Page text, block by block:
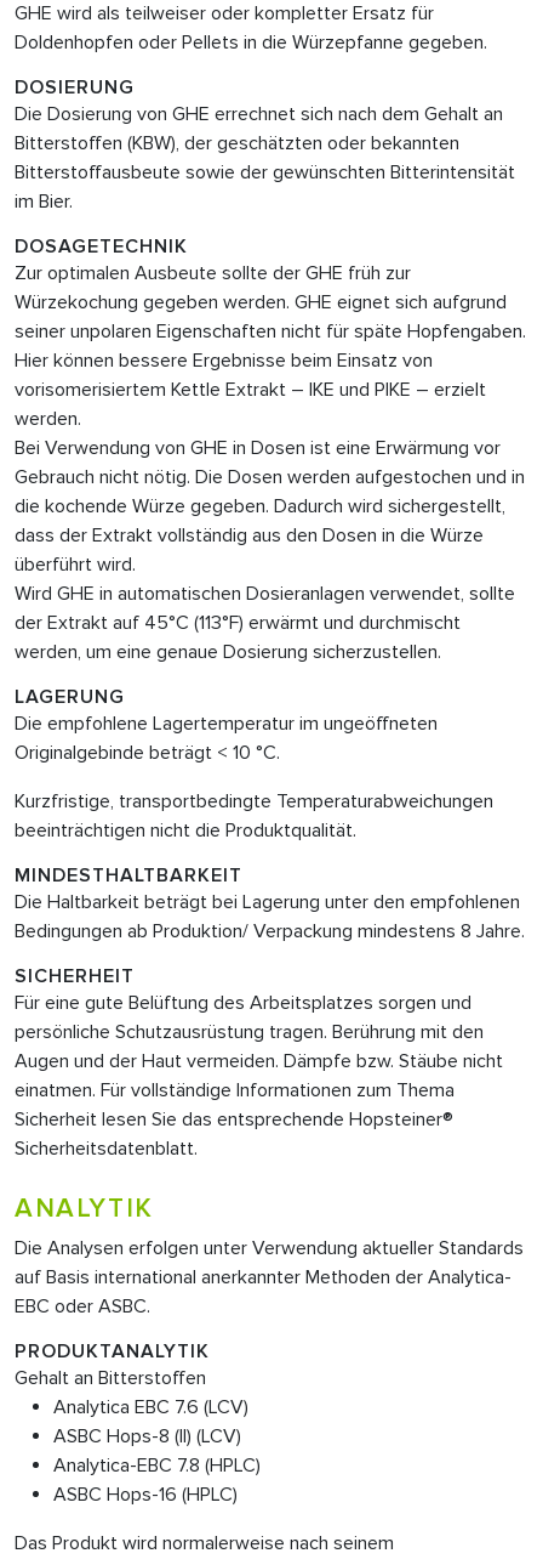
GHE wird als teilweiser oder kompletter Ersatz für
Doldenhopfen oder Pellets in die Würzepfanne gegeben.
DOSIERUNG
Die Dosierung von GHE errechnet sich nach dem Gehalt an
Bitterstoffen (KBW), der geschätzten oder bekannten
Bitterstoffausbeute sowie der gewünschten Bitterintensität
im Bier.
DOSAGETECHNIK
Zur optimalen Ausbeute sollte der GHE früh zur
Würzekochung gegeben werden. GHE eignet sich aufgrund
seiner unpolaren Eigenschaften nicht für späte Hopfengaben.
Hier können bessere Ergebnisse beim Einsatz von
vorisomerisiertem Kettle Extrakt – IKE und PIKE – erzielt
werden.
Bei Verwendung von GHE in Dosen ist eine Erwärmung vor
Gebrauch nicht nötig. Die Dosen werden aufgestochen und in
die kochende Würze gegeben. Dadurch wird sichergestellt,
dass der Extrakt vollständig aus den Dosen in die Würze
überführt wird.
Wird GHE in automatischen Dosieranlagen verwendet, sollte
der Extrakt auf 45°C (113°F) erwärmt und durchmischt
werden, um eine genaue Dosierung sicherzustellen.
LAGERUNG
Die empfohlene Lagertemperatur im ungeöffneten
Originalgebinde beträgt < 10 °C.
Kurzfristige, transportbedingte Temperaturabweichungen
beeinträchtigen nicht die Produktqualität.
MINDESTHALTBARKEIT
Die Haltbarkeit beträgt bei Lagerung unter den empfohlenen
Bedingungen ab Produktion/ Verpackung mindestens 8 Jahre.
SICHERHEIT
Für eine gute Belüftung des Arbeitsplatzes sorgen und
persönliche Schutzausrüstung tragen. Berührung mit den
Augen und der Haut vermeiden. Dämpfe bzw. Stäube nicht
einatmen. Für vollständige Informationen zum Thema
Sicherheit lesen Sie das entsprechende Hopsteiner®
Sicherheitsdatenblatt.
ANALYTIK
Die Analysen erfolgen unter Verwendung aktueller Standards
auf Basis international anerkannter Methoden der Analytica-
EBC oder ASBC.
PRODUKTANALYTIK
Gehalt an Bitterstoffen
Analytica EBC 7.6 (LCV)
ASBC Hops-8 (II) (LCV)
Analytica-EBC 7.8 (HPLC)
ASBC Hops-16 (HPLC)
Das Produkt wird normalerweise nach seinem